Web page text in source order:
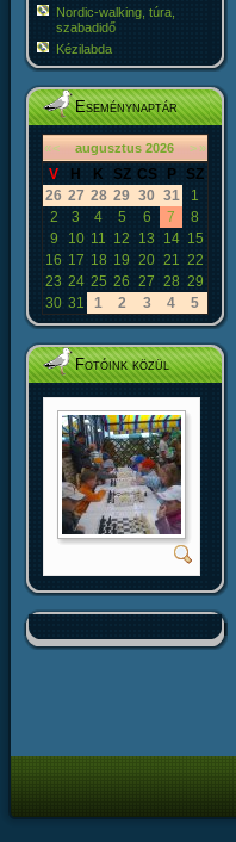
Nordic-walking, túra,
szabadidő
Kézilabda
Eseménynaptár
«< augusztus 2026 >»
V H K SZ CS P
SZ
26 27 28 29 30 31
1
2
3 4 5 6 7
8
9
10 11 12 13 14 15
16 17 18 19 20 21 22
23 24 25 26 27 28 29
30 31 1 2 3 4 5
Fotóink közül